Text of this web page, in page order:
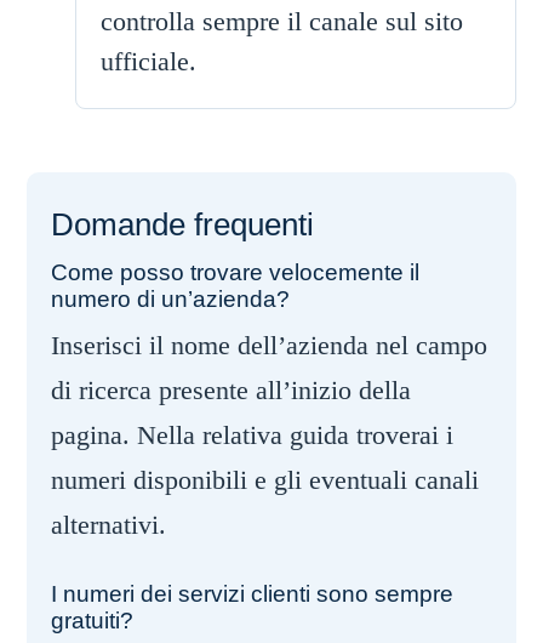
controlla sempre il canale sul sito
ufficiale.
Domande frequenti
Come posso trovare velocemente il
numero di un’azienda?
Inserisci il nome dell’azienda nel campo
di ricerca presente all’inizio della
pagina. Nella relativa guida troverai i
numeri disponibili e gli eventuali canali
alternativi.
I numeri dei servizi clienti sono sempre
gratuiti?